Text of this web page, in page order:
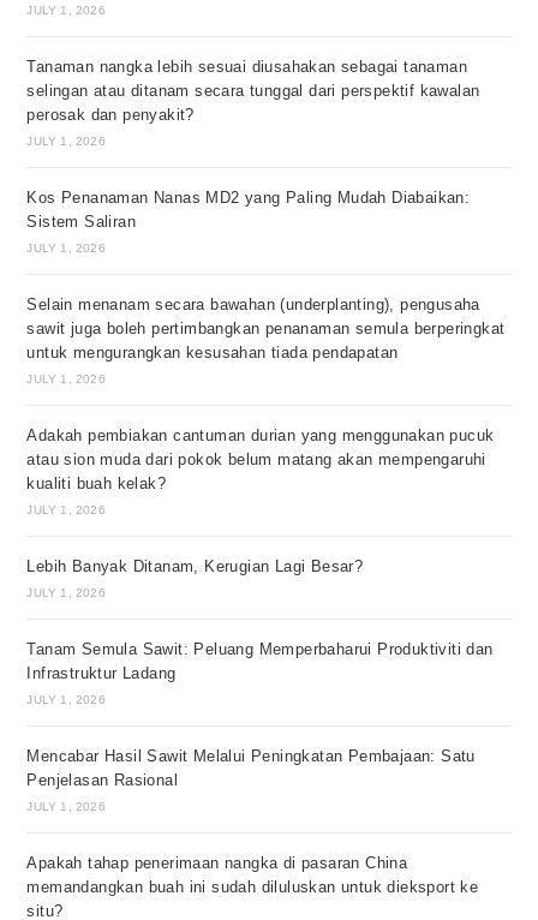
JULY 1, 2026
Tanaman nangka lebih sesuai diusahakan sebagai tanaman
selingan atau ditanam secara tunggal dari perspektif kawalan
perosak dan penyakit?
JULY 1, 2026
Kos Penanaman Nanas MD2 yang Paling Mudah Diabaikan:
Sistem Saliran
JULY 1, 2026
Selain menanam secara bawahan (underplanting), pengusaha
sawit juga boleh pertimbangkan penanaman semula berperingkat
untuk mengurangkan kesusahan tiada pendapatan
JULY 1, 2026
Adakah pembiakan cantuman durian yang menggunakan pucuk
atau sion muda dari pokok belum matang akan mempengaruhi
kualiti buah kelak?
JULY 1, 2026
Lebih Banyak Ditanam, Kerugian Lagi Besar?
JULY 1, 2026
Tanam Semula Sawit: Peluang Memperbaharui Produktiviti dan
Infrastruktur Ladang
JULY 1, 2026
Mencabar Hasil Sawit Melalui Peningkatan Pembajaan: Satu
Penjelasan Rasional
JULY 1, 2026
Apakah tahap penerimaan nangka di pasaran China
memandangkan buah ini sudah diluluskan untuk dieksport ke
situ?